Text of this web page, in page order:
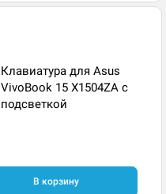
Клавиатура для Asus
VivoBook 15 X1504ZA с
подсветкой
В корзину